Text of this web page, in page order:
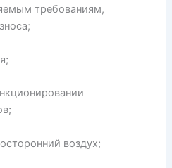
требованиям,
воздух;